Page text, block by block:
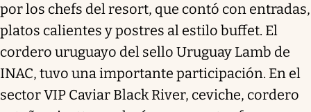
por los chefs del resort, que contó con entradas,
platos calientes y postres al estilo buffet. El
cordero uruguayo del sello Uruguay Lamb de
INAC, tuvo una importante participación. En el
sector VIP Caviar Black River, ceviche, cordero